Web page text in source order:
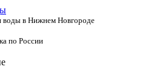
воды в Нижнем Новгороде
по России